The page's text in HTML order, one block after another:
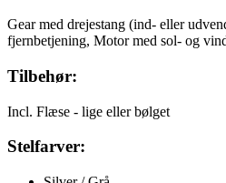
Gear med drejestang (ind- eller
fjernbetjening, Motor med sol- og
Tilbehør:
Incl. Flæse - lige eller bølget
Stelfarver: